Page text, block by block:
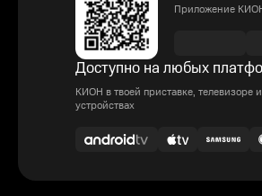
Приложение
Доступно на любых
КИОН в твоей приставке, телевизоре
устройствах